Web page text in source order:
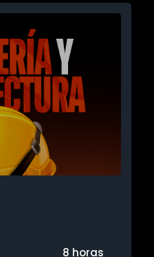
8 horas